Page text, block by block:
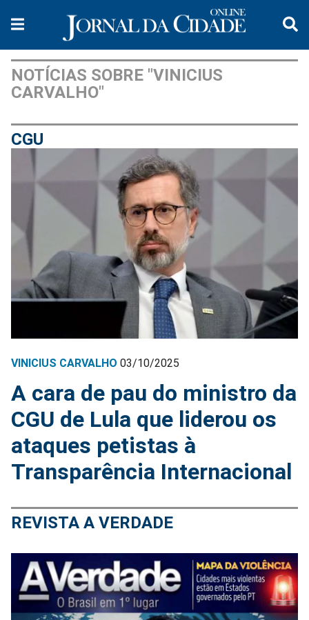
NOTÍCIAS SOBRE "VINICIUS
CARVALHO"
CGU
VINICIUS CARVALHO 03/10/2025
A cara de pau do ministro da
CGU de Lula que liderou os
ataques petistas à
Transparência Internacional
REVISTA A VERDADE